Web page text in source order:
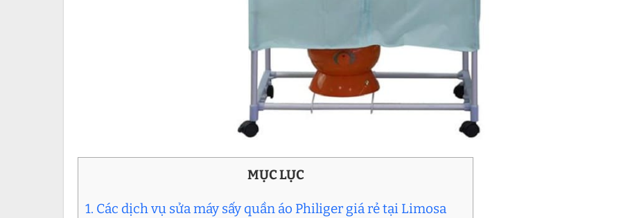
MỤC LỤC
1. Các dịch vụ sửa máy sấy quần áo Philiger giá rẻ tại Limosa